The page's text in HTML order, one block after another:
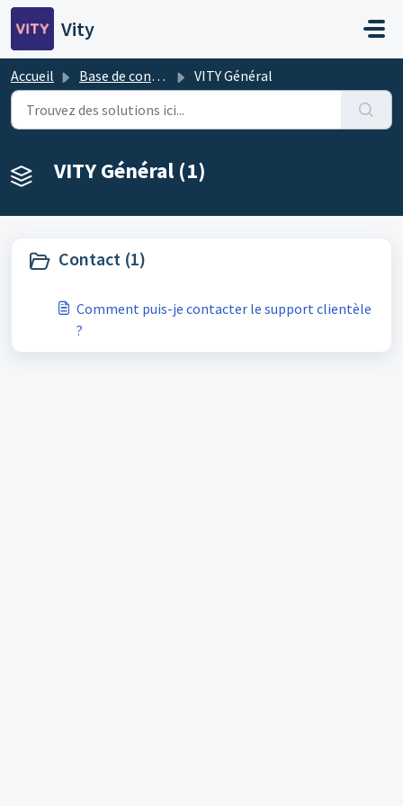
Passer au contenu principal
Vity
Accueil Base de connaissances VITY Général
VITY Général (1)
Contact (1)
Comment puis-je contacter le support clientèle
?